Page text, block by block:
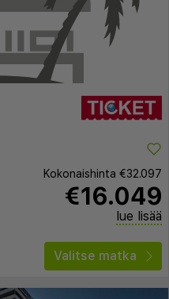
Kokonaishinta €32.097
€16.049
lue lisää
Valitse matka